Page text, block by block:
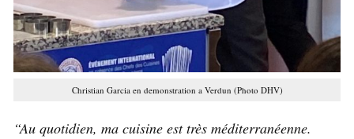
Christian Garcia en demonstration a Verdun (Photo DHV)
“Au quotidien, ma cuisine est très méditerranéenne.